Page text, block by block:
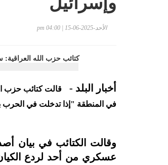
الأحد-2025-06-15 | 04:00 pm
أخبار البلد -
قالت كتائب حزب
في المنطقة "إذا تدخلت في الحرب
وقالت الكتائب في بيان
عسكري من أحد لردع